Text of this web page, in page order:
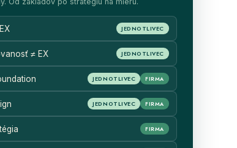
JEDNOTLIVEC
≠ EX JEDNOTLIVEC
JEDNOTLIVEC FIRMA
JEDNOTLIVEC FIRMA
FIRMA